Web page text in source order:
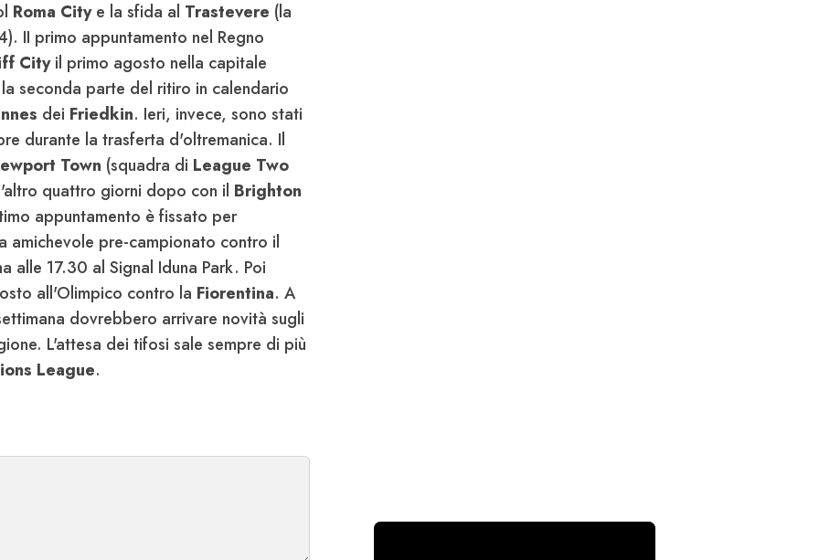
Roma Citye la sfida al Trastevere (la
II primo appuntamento nel Regno
Cityil primo agosto nella capitale
seconda parte del ritiro in calendario
dei Friedkin. Ieri, invece, sono stati
durante la trasferta d'oltremanica. Il
Town (squadra di League Two
quattro giorni dopo con il Brighton
appuntamento è fissato per
amichevole pre-campionato contro il
alle 17.30 al Signal Iduna Park. Poi
all'Olimpico contro la Fiorentina. A
dovrebbero arrivare novità sugli
L'attesa dei tifosi sale sempre di più
League.